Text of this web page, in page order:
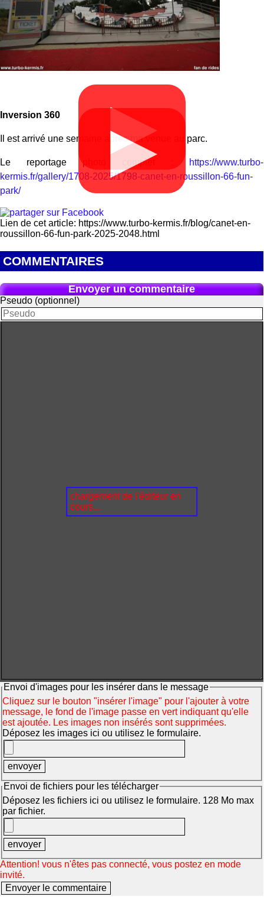
▶
▶
Inversion 360
Il est arrivé une semaine après ma venue au parc.
Le reportage photo complet : https://www.turbo-
kermis.fr/gallery/1708-2025/1798-canet-en-roussillon-66-fun-
park/
Lien de cet article: https://www.turbo-kermis.fr/blog/canet-en-
roussillon-66-fun-park-2025-2048.html
COMMENTAIRES
Envoyer un commentaire
Pseudo (optionnel)
chargement de l'éditeur en
cours...
Envoi d'images pour les insérer dans le message
Cliquez sur le bouton "insérer l'image" pour l'ajouter à votre
message, le fond de l'image passe en vert indiquant qu'elle
est ajoutée. Les images non insérés sont supprimées.
Déposez les images ici ou utilisez le formulaire.
Envoi de fichiers pour les télécharger
Déposez les fichiers ici ou utilisez le formulaire. 128 Mo max
par fichier.
Attention! vous n'êtes pas connecté, vous postez en mode
invité.